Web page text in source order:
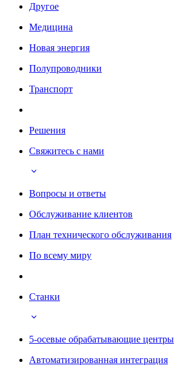
Другое
Медицина
Новая энергия
Полупроводники
Транспорт
Решения
Свяжитесь с нами
Вопросы и ответы
Обслуживание клиентов
План технического обслуживания
По всему миру
Станки
5-осевые обрабатывающие центры
Автоматизированная интеграция